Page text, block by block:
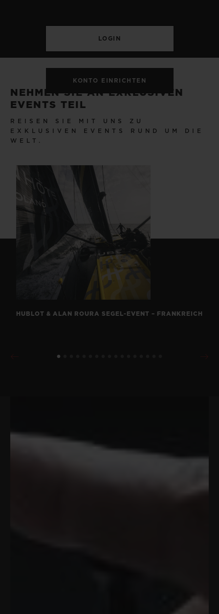
KONTO EINRICHTEN
NEHMEN SIE AN EXKLUSIVEN
EVENTS TEIL
REISEN SIE MIT UNS ZU
EXKLUSIVEN EVENTS RUND UM DIE
WELT.
HUBLOT & ALAN ROURA SEGEL-EVENT – FRANKREICH